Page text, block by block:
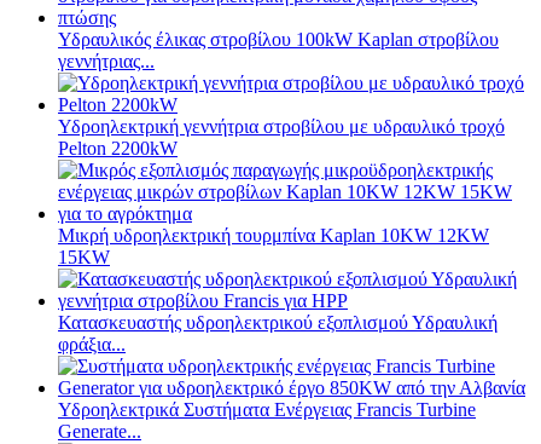
Υδραυλικός έλικας στροβίλου 100kW Kaplan στροβίλου
γεννήτριας...
Υδροηλεκτρική γεννήτρια στροβίλου με υδραυλικό τροχό
Pelton 2200kW
Μικρή υδροηλεκτρική τουρμπίνα Kaplan 10KW 12KW
15KW
Κατασκευαστής υδροηλεκτρικού εξοπλισμού Υδραυλική
φράξια...
Υδροηλεκτρικά Συστήματα Ενέργειας Francis Turbine
Generate...